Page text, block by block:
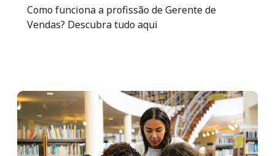
Como funciona a profissão de Gerente de
Vendas? Descubra tudo aqui